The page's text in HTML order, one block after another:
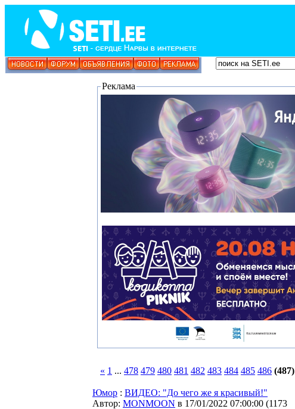
Реклама
« 1 ... 478 479 480 481 482 483 484 485 486 (487)
Юмор : ВИДЕО: "До чего же я красивый!"
Автор: MONMOON в 17/01/2022 07:00:00 (1173